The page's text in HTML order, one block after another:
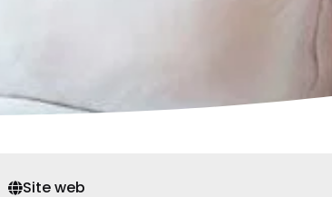
Site web